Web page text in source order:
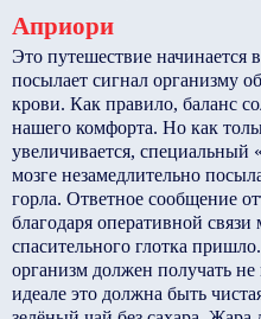
Априори
Это путешествие начинается
посылает сигнал организму
крови. Как правило, баланс
нашего комфорта. Но как
увеличивается,
мозге незамедлительно
горла. Ответное сообщение
благодаря оперативной
спасительного глотка
организм должен получать
идеале это должна быть